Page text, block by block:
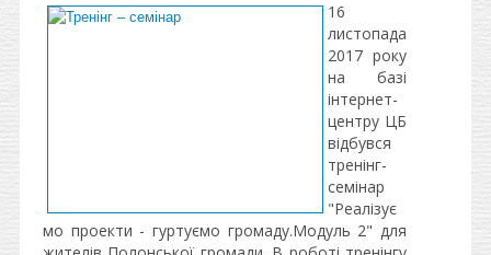
16
листопада
2017 року
на базі
інтернет-
центру ЦБ
відбувся
тренінг-
семінар
"Реалізує
мо проекти - гуртуємо громаду.Модуль 2" для